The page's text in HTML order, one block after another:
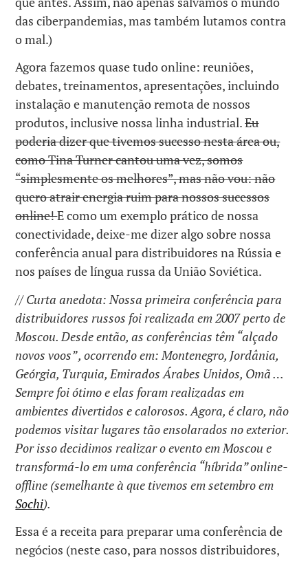
das ciberpandemias, mas também lutamos contra
o mal.)
Agora fazemos quase tudo online: reuniões,
debates, treinamentos, apresentações, incluindo
instalação e manutenção remota de nossos
produtos, inclusive nossa linha industrial.Eu
poderia dizer que tivemos sucesso nesta área ou,
como Tina Turner cantou uma vez, somos
“simplesmente os melhores”, mas não vou: não
quero atrair energia ruim para nossos sucessos
online!E como um exemplo prático de nossa
conectividade, deixe-me dizer algo sobre nossa
conferência anual para distribuidores na Rússia e
nos países de língua russa da União Soviética.
// Curta anedota: Nossa primeira conferência para
distribuidores russos foi realizada em 2007 perto de
Moscou. Desde então, as conferências têm “alçado
novos voos” , ocorrendo em: Montenegro, Jordânia,
Geórgia, Turquia, Emirados Árabes Unidos, Omã …
Sempre foi ótimo e elas foram realizadas em
ambientes divertidos e calorosos. Agora, é claro, não
podemos visitar lugares tão ensolarados no exterior.
Por isso decidimos realizar o evento em Moscou e
transformá-lo em uma conferência “híbrida” online-
offline (semelhante à que tivemos em setembro em
Sochi).
Essa é a receita para preparar uma conferência de
negócios (neste caso, para nossos distribuidores,